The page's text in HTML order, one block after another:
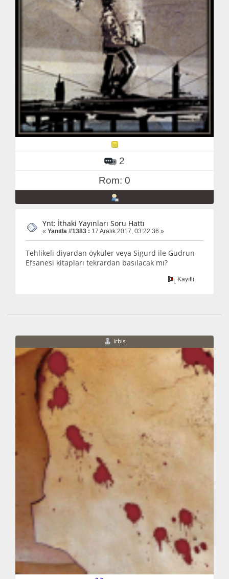
2
Rom: 0
Ynt: İthaki Yayınları Soru Hattı
« Yanıtla #1383 : 17 Aralık 2017, 03:22:36 »
Tehlikeli diyardan öyküler veya Sigurd ile Gudrun
Efsanesi kitapları tekrardan basılacak mı?
Kayıtlı
irbis